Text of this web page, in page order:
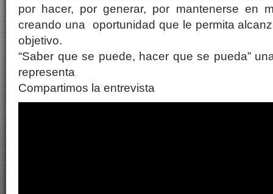
por hacer, por generar, por mantenerse en
creando una oportunidad que le permita
objetivo.
“Saber que se puede, hacer que se pueda”
representa
Compartimos la entrevista